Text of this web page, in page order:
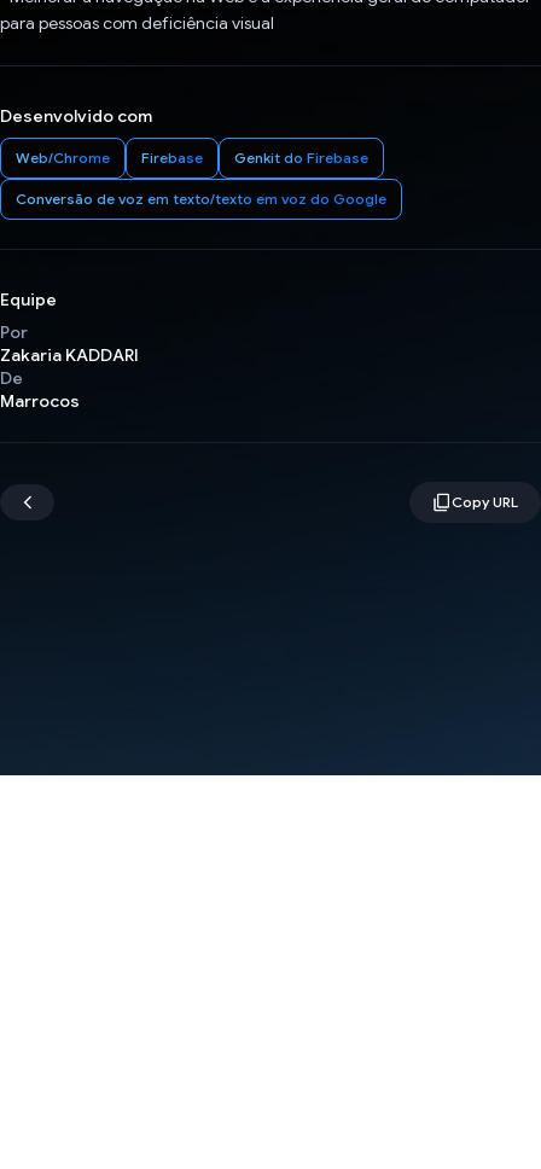
para pessoas com deficiência visual
Desenvolvido com
Web/Chrome Firebase Genkit do Firebase
Conversão de voz em texto/texto em voz do Google
Equipe
Por
Zakaria KADDARI
De
Marrocos